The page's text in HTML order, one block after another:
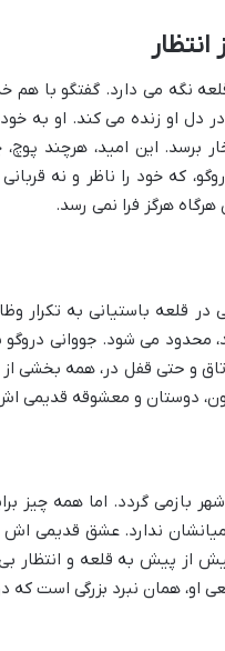
نگه می دارد. گفتگو با هم
دل او زنده می کند. او به
برسد. این امید، هرچند پوچ،
که خود را ناظر و نه
هرگاه هرگز فرا نمی رسد.
قلعه باستیانی به تکرار
محدود می شود. جووانی
و حتی قفل در، همه بخشی
دوستان و معشوقه قدیمی
بازمی گردد. اما همه چیز
ندارد. عشق قدیمی
از پیش به قلعه و انتظار
او، همان نبرد بزرگی است که